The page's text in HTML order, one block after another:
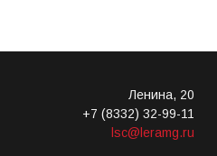
Ленина, 20
+7 (8332) 32-99-11
lsc@leramg.ru